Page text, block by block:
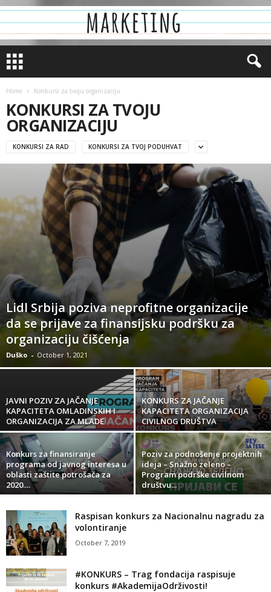
Home Konkursi za tvoju organizaciju
KONKURSI ZA TVOJU
ORGANIZACIJU
KONKURSI ZA RAD KONKURSI ZA TVOJ PODUHVAT
Lidl Srbija poziva neprofitne organizacije
da se prijave za finansijsku podršku za
organizaciju čišćenja
Duško - October 1, 2021
JAVNI POZIV ZA JAČANJE
KAPACITETA OMLADINSKIH I
ORGANIZACIJA ZA MLADE
KONKURS ZA JAČANJE
KAPACITETA ORGANIZACIJA
CIVILNOG DRUŠTVA
Konkurs za finansiranje
programa od javnog interesa u
oblasti zaštite potrošača za
2020....
Poziv za podnošenje projektnih
ideja – Snažno zeleno –
Program podrške civilnom
društvu...
Raspisan konkurs za Nacionalnu nagradu za
volontiranje
October 7, 2019
#KONKURS – Trag fondacija raspisuje
konkurs #AkademijaOdrživosti!